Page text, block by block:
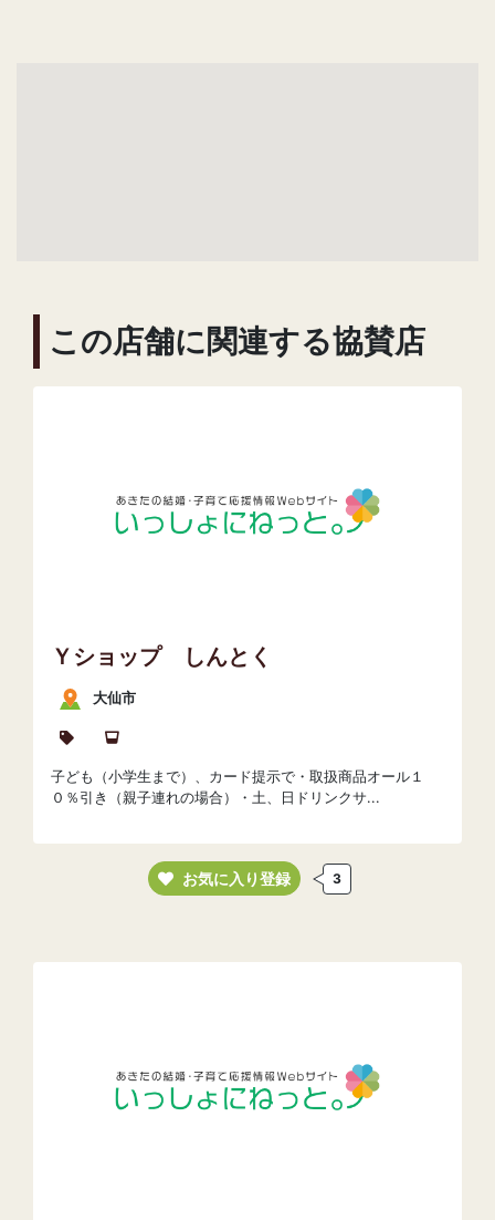
この店舗に関連する協賛店
Ｙショップ しんとく
大仙市
子ども（小学生まで）、カード提示で・取扱商品オール１
０％引き（親子連れの場合）・土、日ドリンクサ...
お気に入り登録 3